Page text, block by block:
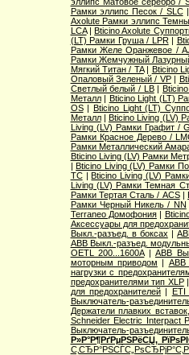
Рамки эллипс Песок / SLC
Axolute Рамки эллипс
LCA|Bticino Axolute
(LT) Рамки Груша / LPR|
Рамки Желе Оранжевое /
Рамки Жемчужный
Мягкий Титан / TA| Bticino
Опаловый Зеленый / VP|
Светлый белый / LB|
Металл| Bticino Light (LT)
OS| Bticino Light (LT)
Металл|Bticino Living (LV)
Living (LV) Рамки Графит /
Рамки Красное Дерево /
Рамки Металлический
Bticino Living (LV) Рамки
|Bticino Living (LV) Рамки
TC|Bticino Living (LV)
Living (LV) Рамки Темная
Рамки Тертая Сталь / ACS|
Рамки Черный Никель / NN
Terraneo Домофония|
Аксессуары для
Выкл.-разъед. в боксах |
ABB Выкл.-разъед.
OETL 200...1600A| ABB
моторным приводом | ABB
нагрузки с
предохранителями тип XLP
для предохранителей| ETI
Выключатель-
Держатели плавких
Schneider Electric Interpact
Выключатель-
Р»Р°Р¶РґРµРЅРёСЏ,